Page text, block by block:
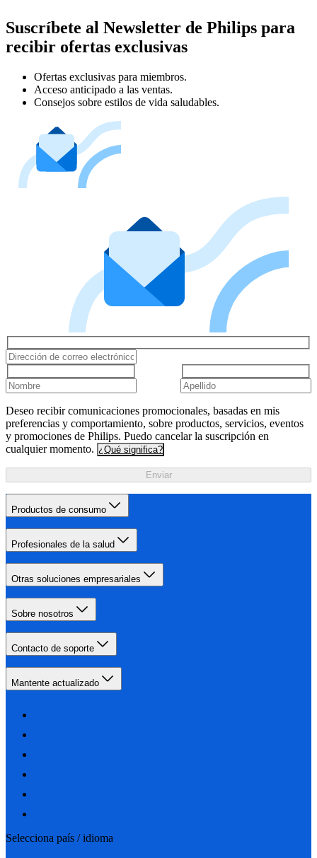
Suscríbete al Newsletter de Philips para
recibir ofertas exclusivas
Ofertas exclusivas para miembros.
Acceso anticipado a las ventas.
Consejos sobre estilos de vida saludables.
Deseo recibir comunicaciones promocionales, basadas en mis
preferencias y comportamiento, sobre productos, servicios, eventos
y promociones de Philips. Puedo cancelar la suscripción en
cualquier momento. ¿Qué significa?
Enviar
Productos de consumo
Profesionales de la salud
Otras soluciones empresariales
Sobre nosotros
Contacto de soporte
Mantente actualizado
Selecciona país / idioma